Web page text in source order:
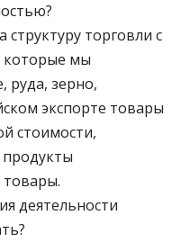
торговли с
которые мы
руда, зерно,
экспорте товары
стоимости,
деятельности